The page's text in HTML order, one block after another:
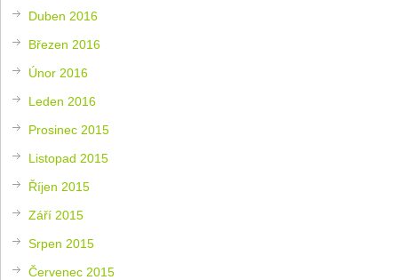
Duben 2016
Březen 2016
Únor 2016
Leden 2016
Prosinec 2015
Listopad 2015
Říjen 2015
Září 2015
Srpen 2015
Červenec 2015